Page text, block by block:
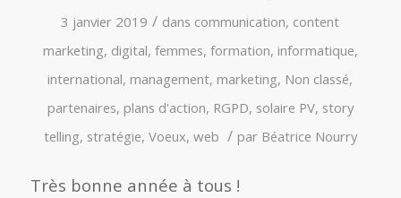
3 janvier 2019 / dans communication, content
marketing, digital, femmes, formation, informatique,
international,management,marketing, Non classé,
partenaires, plans d'action, RGPD, solaire PV, story
telling, stratégie, Voeux, web / par Béatrice Nourry
Très bonne année à tous !